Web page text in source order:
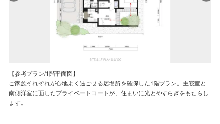
【参考プラン/LDK内観パース】
プライベートコートとつながるリビング。外からの視線に配慮しながら、複
数の開口部から光を取り込み、内と外がゆるやかにつながる心地よい住空間
です。
【参考プラン/1階平面図】
ご家族それぞれが心地よく過ごせる居場所を確保した1階プラン。主寝室と
南側洋室に面したプライベートコートが、住まいに光とやすらぎをもたらし
ます。
【参考プラン/2階平面図】
水まわりを2階に集約し、効率的な家事動線にも配慮しました。勾配天井の
吹抜けとプライベートコートにつながるフルフラットバルコニーが、心地よ
い広がりを演出します。
【参考プラン/LDK内観パース】
勾配天井がもたらす伸びやかな開放感が魅力の2階リビング。家族が自然と
集い、それぞれの時間を大切にしながら、穏やかな団らんのひとときを育み
ます。
【参考プラン/LDK内観パース】
キッチンからリビングダイニングを見渡せる、家族の気配を身近に感じられ
るプラン。キッチン上部に設けた木目の造作天井やあらわし梁が、住まいに
あたたかみと上質な表情を添えます。
【参考プラン/LDK内観パース】
プライベートコートとつながるリビング。外からの視線に配慮しながら、複
数の開口部から光を取り込み、内と外がゆるやかにつながる心地よい住空間
です。
【参考プラン/1階平面図】
ご家族それぞれが心地よく過ごせる居場所を確保した1階プラン。主寝室と
南側洋室に面したプライベートコートが、住まいに光とやすらぎをもたらし
ます。